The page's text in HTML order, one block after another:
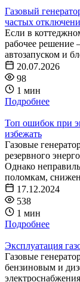
Газовый
частых
Если в
рабочее решение
автозапуском и
20.07.2026
98
1 мин
Подробнее
Топ ошибок при
избежать
Газовые
резервного
Однако
поломкам,
17.12.2024
538
1 мин
Подробнее
Эксплуатация
Газовые
бензиновым и